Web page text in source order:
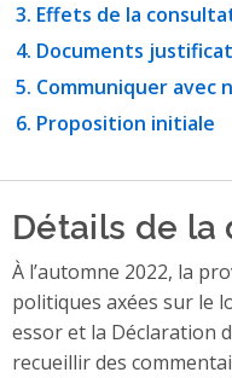
Effets de la
Documents
Communiquer avec
Proposition initiale
Détails de la
À l’automne 2022, la
politiques axées sur le
essor et la Déclaration
recueillir des